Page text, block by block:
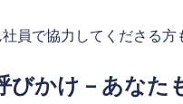
員で協力してくださる方
びかけ – あな